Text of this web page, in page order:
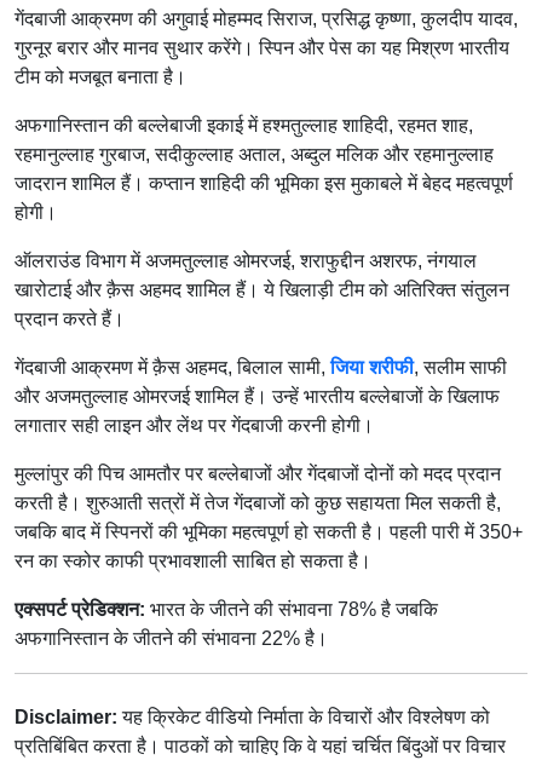
गेंदबाजी आक्रमण की अगुवाई मोहम्मद सिराज, प्रसिद्ध कृष्णा, कुलदीप यादव,
गुरनूर बरार और मानव सुथार करेंगे। स्पिन और पेस का यह मिश्रण भारतीय
टीम को मजबूत बनाता है।
अफगानिस्तान की बल्लेबाजी इकाई में हश्मतुल्लाह शाहिदी, रहमत शाह,
रहमानुल्लाह गुरबाज, सदीकुल्लाह अताल, अब्दुल मलिक और रहमानुल्लाह
जादरान शामिल हैं। कप्तान शाहिदी की भूमिका इस मुकाबले में बेहद महत्वपूर्ण
होगी।
ऑलराउंड विभाग में अजमतुल्लाह ओमरजई, शराफुद्दीन अशरफ, नंगयाल
खारोटाई और क़ैस अहमद शामिल हैं। ये खिलाड़ी टीम को अतिरिक्त संतुलन
प्रदान करते हैं।
गेंदबाजी आक्रमण में क़ैस अहमद, बिलाल सामी,जिया शरीफी, सलीम साफी
और अजमतुल्लाह ओमरजई शामिल हैं। उन्हें भारतीय बल्लेबाजों के खिलाफ
लगातार सही लाइन और लेंथ पर गेंदबाजी करनी होगी।
मुल्लांपुर की पिच आमतौर पर बल्लेबाजों और गेंदबाजों दोनों को मदद प्रदान
करती है। शुरुआती सत्रों में तेज गेंदबाजों को कुछ सहायता मिल सकती है,
जबकि बाद में स्पिनरों की भूमिका महत्वपूर्ण हो सकती है। पहली पारी में 350+
रन का स्कोर काफी प्रभावशाली साबित हो सकता है।
एक्सपर्ट प्रेडिक्शन: भारत के जीतने की संभावना 78% है जबकि
अफगानिस्तान के जीतने की संभावना 22% है।
Disclaimer:यह क्रिकेट वीडियो निर्माता के विचारों और विश्लेषण को
प्रतिबिंबित करता है। पाठकों को चाहिए कि वे यहां चर्चित बिंदुओं पर विचार